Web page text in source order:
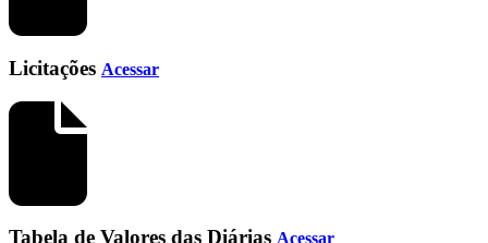
Licitações Acessar
Tabela de Valores das Diárias Acessar